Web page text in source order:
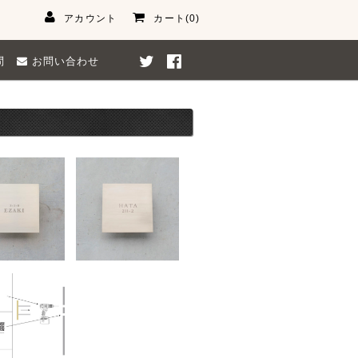
アカウント カート(0)
お問い合わせ